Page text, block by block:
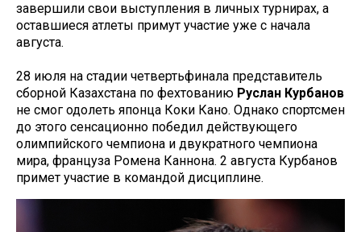
завершили свои выступления в личных турнирах, а
оставшиеся атлеты примут участие уже с начала
августа.
28 июля на стадии четвертьфинала представитель
сборной Казахстана по фехтованию Руслан Курбанов
не смог одолеть японца Коки Кано. Однако спортсмен
до этого сенсационно победил действующего
олимпийского чемпиона и двукратного чемпиона
мира, француза Ромена Каннона. 2 августа Курбанов
примет участие в командой дисциплине.